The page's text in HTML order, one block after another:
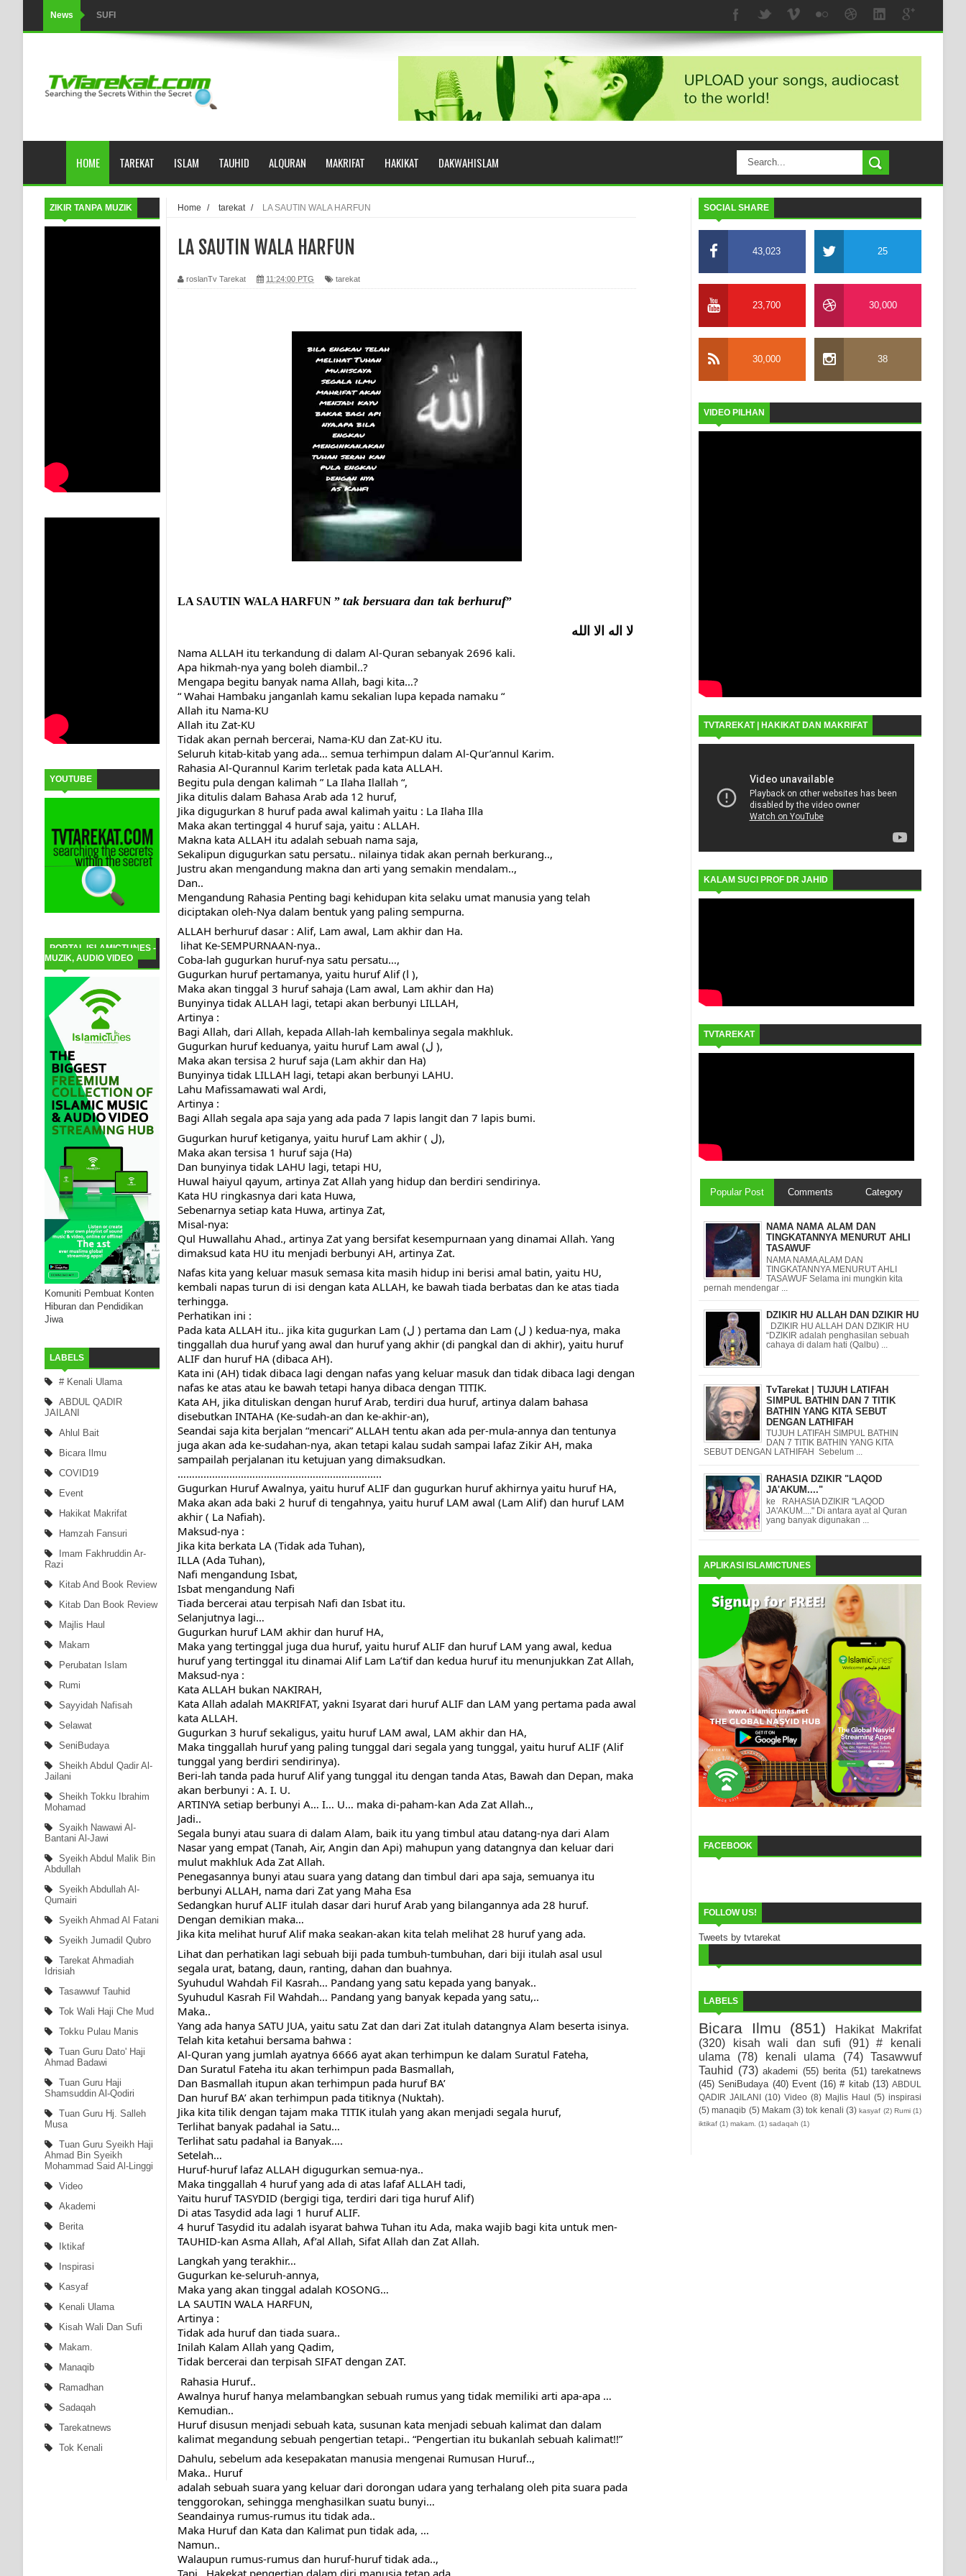
News SUFI
Tertipu: Sehat dan Waktu Luang
HIKMAH AL-HIKAM IMAM IBNU ‘AṬĀ’ILLĀH - Peringkat-peringkat Zikir
AHLI SUFFAH: GOLONGAN SUFI PERTAMA DI ZAMAN RASULULLAH SAW?
WAHDATUL WUJUD (IBNU ARABI) DAN WAHDATUS SYUHUD (AHMAD SIRHINDI)
Wusul kepada Allah
Hati dan dua sayap
MUKASYAFAH MENURUT AHL AL-SUNNAH WAL JAMA'AH: BUKAN SEKADAR MELIHAT, TETAPI MENGENAL DIRI
SYARAHAN TINGKAT TINGGI TASAWWUF*
KISAH WALI SUFI, YANG BACAAN SURAT AL-FATIHAHNYA TIDAK FASIH. TAPI SINGA PUN TUNDUK PADANYA
SHAYKH TAREKAT ATAU TUKANG SIHIR? JANGAN MUDAH TERPESONA, JANGAN JUGA MUDAH MENGHUKUM
DI TANGAN MURSYID, CINTA MENEMUKAN JALAN PULANG
RAWATAN TAREKAT: APABILA ALLAH MENYEMBUHKAN HATI, JIWA TURUT MENJADI KUAT
TASAWUF: BUKAN AJARAN PELIK, TETAPI JALAN MEMBERSIHKAN HATI
"Kotoran Yang Paling Bahaya Bukan Pada Pakaian, Tetapi Pada Qalbi"
Secara Biologis Manusia itu Sama, Dengan Tingkat Kesadaran yang Berbeda
WAHDATUL WUJUD, WAHDATU SYUHUD, DAN MANUNGGALING KAWULA GUSTI
HOME TAREKAT ISLAM TAUHID ALQURAN MAKRIFAT HAKIKAT DAKWAHISLAM
ZIKIR TANPA MUZIK
YOUTUBE
PORTAL ISLAMICTUNES -
MUZIK, AUDIO VIDEO
Komuniti Pembuat Konten
Hiburan dan Pendidikan
Jiwa
LABELS
# Kenali Ulama
ABDUL QADIR
JAILANI
Ahlul Bait
Bicara Ilmu
COVID19
Event
Hakikat Makrifat
Hamzah Fansuri
Imam Fakhruddin Ar-
Razi
Kitab And Book Review
Kitab Dan Book Review
Majlis Haul
Makam
Perubatan Islam
Rumi
Sayyidah Nafisah
Selawat
SeniBudaya
Sheikh Abdul Qadir Al-
Jailani
Sheikh Tokku Ibrahim
Mohamad
Syaikh Nawawi Al-
Bantani Al-Jawi
Syeikh Abdul Malik Bin
Abdullah
Syeikh Abdullah Al-
Qumairi
Syeikh Ahmad Al Fatani
Syeikh Jumadil Qubro
Tarekat Ahmadiah
Idrisiah
Tasawwuf Tauhid
Tok Wali Haji Che Mud
Tokku Pulau Manis
Tuan Guru Dato' Haji
Ahmad Badawi
Tuan Guru Haji
Shamsuddin Al-Qodiri
Tuan Guru Hj. Salleh
Musa
Tuan Guru Syeikh Haji
Ahmad Bin Syeikh
Mohammad Said Al-Linggi
Video
Akademi
Berita
Iktikaf
Inspirasi
Kasyaf
Kenali Ulama
Kisah Wali Dan Sufi
Makam.
Manaqib
Ramadhan
Sadaqah
Tarekatnews
Tok Kenali
Home / tarekat / LA SAUTIN WALA HARFUN
LA SAUTIN WALA HARFUN
roslanTv Tarekat 11:24:00 PTG tarekat
LA SAUTIN WALA HARFUN ” tak bersuara dan tak berhuruf”
لا اله الا الله
Nama ALLAH itu terkandung di dalam Al-Quran sebanyak 2696 kali.
Apa hikmah-nya yang boleh diambil..?
Mengapa begitu banyak nama Allah, bagi kita…?
“ Wahai Hambaku janganlah kamu sekalian lupa kepada namaku “
Allah itu Nama-KU
Allah itu Zat-KU
Tidak akan pernah bercerai, Nama-KU dan Zat-KU itu.
Seluruh kitab-kitab yang ada… semua terhimpun dalam Al-Qur’annul Karim.
Rahasia Al-Qurannul Karim terletak pada kata ALLAH.
Begitu pula dengan kalimah ” La Ilaha Ilallah “,
Jika ditulis dalam Bahasa Arab ada 12 huruf,
Jika digugurkan 8 huruf pada awal kalimah yaitu : La Ilaha Illa
Maka akan tertinggal 4 huruf saja, yaitu : ALLAH.
Makna kata ALLAH itu adalah sebuah nama saja,
Sekalipun digugurkan satu persatu.. nilainya tidak akan pernah berkurang..,
Justru akan mengandung makna dan arti yang semakin mendalam..,
Dan..
Mengandung Rahasia Penting bagi kehidupan kita selaku umat manusia yang telah
diciptakan oleh-Nya dalam bentuk yang paling sempurna.
ALLAH berhuruf dasar : Alif, Lam awal, Lam akhir dan Ha.
lihat Ke-SEMPURNAAN-nya..
Coba-lah gugurkan huruf-nya satu persatu…,
Gugurkan huruf pertamanya, yaitu huruf Alif (ا ),
Maka akan tinggal 3 huruf sahaja (Lam awal, Lam akhir dan Ha)
Bunyinya tidak ALLAH lagi, tetapi akan berbunyi LILLAH,
Artinya :
Bagi Allah, dari Allah, kepada Allah-lah kembalinya segala makhluk.
Gugurkan huruf keduanya, yaitu huruf Lam awal (ل ),
Maka akan tersisa 2 huruf saja (Lam akhir dan Ha)
Bunyinya tidak LILLAH lagi, tetapi akan berbunyi LAHU.
Lahu Mafissamawati wal Ardi,
Artinya :
Bagi Allah segala apa saja yang ada pada 7 lapis langit dan 7 lapis bumi.
Gugurkan huruf ketiganya, yaitu huruf Lam akhir ( ل),
Maka akan tersisa 1 huruf saja (Ha)
Dan bunyinya tidak LAHU lagi, tetapi HU,
Huwal haiyul qayum, artinya Zat Allah yang hidup dan berdiri sendirinya.
Kata HU ringkasnya dari kata Huwa,
Sebenarnya setiap kata Huwa, artinya Zat,
Misal-nya:
Qul Huwallahu Ahad., artinya Zat yang bersifat kesempurnaan yang dinamai Allah. Yang
dimaksud kata HU itu menjadi berbunyi AH, artinya Zat.
Nafas kita yang keluar masuk semasa kita masih hidup ini berisi amal batin, yaitu HU,
kembali napas turun di isi dengan kata ALLAH, ke bawah tiada berbatas dan ke atas tiada
terhingga.
Perhatikan ini :
Pada kata ALLAH itu.. jika kita gugurkan Lam (ل ) pertama dan Lam (ل ) kedua-nya, maka
tinggallah dua huruf yang awal dan huruf yang akhir (di pangkal dan di akhir), yaitu huruf
ALIF dan huruf HA (dibaca AH).
Kata ini (AH) tidak dibaca lagi dengan nafas yang keluar masuk dan tidak dibaca lagi dengan
nafas ke atas atau ke bawah tetapi hanya dibaca dengan TITIK.
Kata AH, jika dituliskan dengan huruf Arab, terdiri dua huruf, artinya dalam bahasa
disebutkan INTAHA (Ke-sudah-an dan ke-akhir-an),
Seandai saja kita berjalan “mencari” ALLAH tentu akan ada per-mula-annya dan tentunya
juga akan ada ke-sudahan-nya, akan tetapi kalau sudah sampai lafaz Zikir AH, maka
sampailah perjalanan itu ketujuan yang dimaksudkan.
……………………………………………………………..
Gugurkan Huruf Awalnya, yaitu huruf ALIF dan gugurkan huruf akhirnya yaitu huruf HA,
Maka akan ada baki 2 huruf di tengahnya, yaitu huruf LAM awal (Lam Alif) dan huruf LAM
akhir ( La Nafiah).
Maksud-nya :
Jika kita berkata LA (Tidak ada Tuhan),
ILLA (Ada Tuhan),
Nafi mengandung Isbat,
Isbat mengandung Nafi
Tiada bercerai atau terpisah Nafi dan Isbat itu.
Selanjutnya lagi…
Gugurkan huruf LAM akhir dan huruf HA,
Maka yang tertinggal juga dua huruf, yaitu huruf ALIF dan huruf LAM yang awal, kedua
huruf yang tertinggal itu dinamai Alif Lam La’tif dan kedua huruf itu menunjukkan Zat Allah,
Maksud-nya :
Kata ALLAH bukan NAKIRAH,
Kata Allah adalah MAKRIFAT, yakni Isyarat dari huruf ALIF dan LAM yang pertama pada awal
kata ALLAH.
Gugurkan 3 huruf sekaligus, yaitu huruf LAM awal, LAM akhir dan HA,
Maka tinggallah huruf yang paling tunggal dari segala yang tunggal, yaitu huruf ALIF (Alif
tunggal yang berdiri sendirinya).
Beri-lah tanda pada huruf Alif yang tunggal itu dengan tanda Atas, Bawah dan Depan, maka
akan berbunyi : A. I. U.
ARTINYA setiap berbunyi A… I… U… maka di-paham-kan Ada Zat Allah..,
Jadi..
Segala bunyi atau suara di dalam Alam, baik itu yang timbul atau datang-nya dari Alam
Nasar yang empat (Tanah, Air, Angin dan Api) mahupun yang datangnya dan keluar dari
mulut makhluk Ada Zat Allah.
Penegasannya bunyi atau suara yang datang dan timbul dari apa saja, semuanya itu
berbunyi ALLAH, nama dari Zat yang Maha Esa
Sedangkan huruf ALIF itulah dasar dari huruf Arab yang bilangannya ada 28 huruf.
Dengan demikian maka…
Jika kita melihat huruf Alif maka seakan-akan kita telah melihat 28 huruf yang ada.
Lihat dan perhatikan lagi sebuah biji pada tumbuh-tumbuhan, dari biji itulah asal usul
segala urat, batang, daun, ranting, dahan dan buahnya.
Syuhudul Wahdah Fil Kasrah… Pandang yang satu kepada yang banyak..
Syuhudul Kasrah Fil Wahdah… Pandang yang banyak kepada yang satu,..
Maka..
Yang ada hanya SATU JUA, yaitu satu Zat dan dari Zat itulah datangnya Alam beserta isinya.
Telah kita ketahui bersama bahwa :
Al-Quran yang jumlah ayatnya 6666 ayat akan terhimpun ke dalam Suratul Fateha,
Dan Suratul Fateha itu akan terhimpun pada Basmallah,
Dan Basmallah itupun akan terhimpun pada huruf BA’
Dan huruf BA’ akan terhimpun pada titiknya (Nuktah).
Jika kita tilik dengan tajam maka TITIK itulah yang akan menjadi segala huruf,
Terlihat banyak padahal ia Satu…
Terlihat satu padahal ia Banyak….
Setelah…
Huruf-huruf lafaz ALLAH digugurkan semua-nya..
Maka tinggallah 4 huruf yang ada di atas lafaf ALLAH tadi,
Yaitu huruf TASYDID (bergigi tiga, terdiri dari tiga huruf Alif)
Di atas Tasydid ada lagi 1 huruf ALIF.
4 huruf Tasydid itu adalah isyarat bahwa Tuhan itu Ada, maka wajib bagi kita untuk men-
TAUHID-kan Asma Allah, Af’al Allah, Sifat Allah dan Zat Allah.
Langkah yang terakhir…
Gugurkan ke-seluruh-annya,
Maka yang akan tinggal adalah KOSONG…
LA SAUTIN WALA HARFUN,
Artinya :
Tidak ada huruf dan tiada suara..
Inilah Kalam Allah yang Qadim,
Tidak bercerai dan terpisah SIFAT dengan ZAT.
Rahasia Huruf..
Awalnya huruf hanya melambangkan sebuah rumus yang tidak memiliki arti apa-apa …
Kemudian..
Huruf disusun menjadi sebuah kata, susunan kata menjadi sebuah kalimat dan dalam
kalimat megandung sebuah pengertian tetapi.. “Pengertian itu bukanlah sebuah kalimat!!”
Dahulu, sebelum ada kesepakatan manusia mengenai Rumusan Huruf..,
Maka.. Huruf
adalah sebuah suara yang keluar dari dorongan udara yang terhalang oleh pita suara pada
tenggorokan, sehingga menghasilkan suatu bunyi…
Seandainya rumus-rumus itu tidak ada..
Maka Huruf dan Kata dan Kalimat pun tidak ada, …
Namun..
Walaupun rumus-rumus dan huruf-huruf tidak ada..,
SOCIAL SHARE
43,023 25
23,700 30,000
30,000 38
VIDEO PILHAN
TVTAREKAT | HAKIKAT DAN MAKRIFAT
KALAM SUCI PROF DR JAHID
TVTAREKAT
Popular Post Comments Category
NAMA NAMA ALAM DAN
TINGKATANNYA MENURUT AHLI
TASAWUF
NAMA NAMA ALAM DAN
TINGKATANNYA MENURUT AHLI
TASAWUF Selama ini mungkin kita
pernah mendengar ...
DZIKIR HU ALLAH DAN DZIKIR HU
DZIKIR HU ALLAH DAN DZIKIR HU
“DZIKIR adalah penghasilan sebuah
cahaya di dalam hati (Qalbu) ...
TvTarekat | TUJUH LATIFAH
SIMPUL BATHIN DAN 7 TITIK
BATHIN YANG KITA SEBUT
DENGAN LATHIFAH
TUJUH LATIFAH SIMPUL BATHIN
DAN 7 TITIK BATHIN YANG KITA
SEBUT DENGAN LATHIFAH Sebelum ...
RAHASIA DZIKIR "LAQOD
JA'AKUM...."
ke RAHASIA DZIKIR "LAQOD
JA'AKUM...." Di antara ayat al Quran
yang banyak digunakan ...
APLIKASI ISLAMICTUNES
FACEBOOK
FOLLOW US!
Tweets by tvtarekat
LABELS
Bicara Ilmu (851)
Hakikat Makrifat
(320)
kisah wali dan sufi (91)
# kenali
ulama
(78) kenali ulama (74)
Tasawwuf
Tauhid (73) akademi (55) berita (51) tarekatnews
(45) SeniBudaya (40) Event (16) # kitab (13) ABDUL
QADIR JAILANI
(10) Video (8) Majlis Haul (5) inspirasi
(5) manaqib (5) Makam (3) tok kenali (3) kasyaf (2) Rumi (1)
iktikaf (1) makam. (1) sadaqah (1)